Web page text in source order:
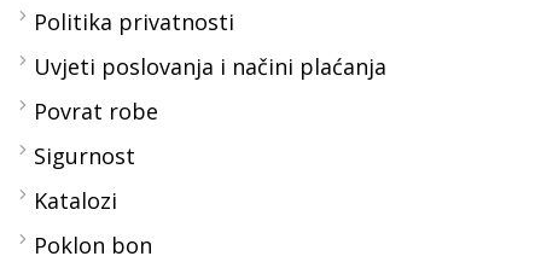
Politika privatnosti
Uvjeti poslovanja i načini plaćanja
Povrat robe
Sigurnost
Katalozi
Poklon bon